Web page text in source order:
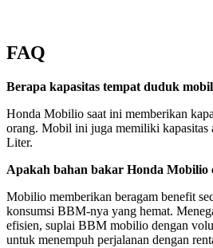
FAQ
Berapa kapasitas tempat duduk
Honda Mobilio saat ini memberikan
orang. Mobil ini juga memiliki kapasitas
Liter.
Apakah bahan bakar Honda Mobilio
Mobilio memberikan beragam benefit
konsumsi BBM-nya yang hemat.
efisien, suplai BBM mobilio dengan
untuk menempuh perjalanan dengan